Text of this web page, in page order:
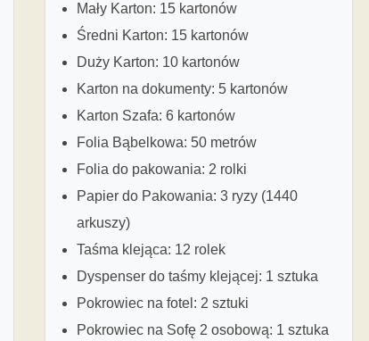
Mały Karton: 15 kartonów
Średni Karton: 15 kartonów
Duży Karton: 10 kartonów
Karton na dokumenty: 5 kartonów
Karton Szafa: 6 kartonów
Folia Bąbelkowa: 50 metrów
Folia do pakowania: 2 rolki
Papier do Pakowania: 3 ryzy (1440
arkuszy)
Taśma klejąca: 12 rolek
Dyspenser do taśmy klejącej: 1 sztuka
Pokrowiec na fotel: 2 sztuki
Pokrowiec na Sofę 2 osobową: 1 sztuka